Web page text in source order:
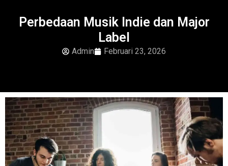
Perbedaan Musik Indie dan Major
Label
Admin Februari 23, 2026